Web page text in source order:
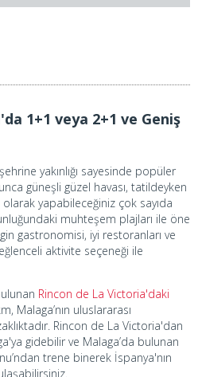
1+1 veya 2+1 ve Geniş
yakınlığı sayesinde popüler
güneşli güzel havası, tatildeyken
yapabileceğiniz çok sayıda
muhteşem plajları ile öne
gastronomisi, iyi restoranları ve
aktivite seçeneği ile
Rincon de La Victoria'daki
Malaga’nın uluslararası
Rincon de La Victoria'dan
gidebilir ve Malaga’da bulunan
trene binerek İspanya'nın